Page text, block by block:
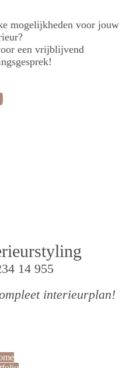
mogelijkheden voor jouw
een vrijblijvend
14 955
interieurplan!